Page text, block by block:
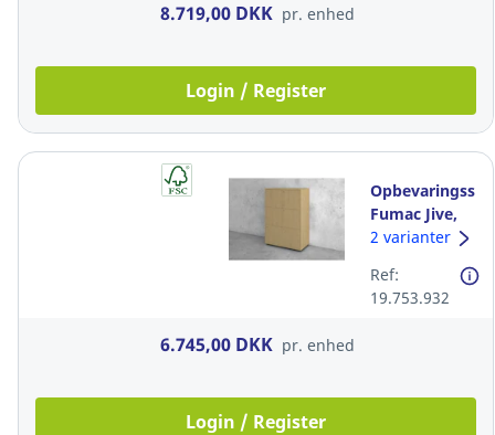
8.719,00 DKK pr. enhed
Login / Register
Fumac Jive,
113 x 78 x 42
2 varianter
Ref:
19.753.932
6.745,00 DKK pr. enhed
Login / Register